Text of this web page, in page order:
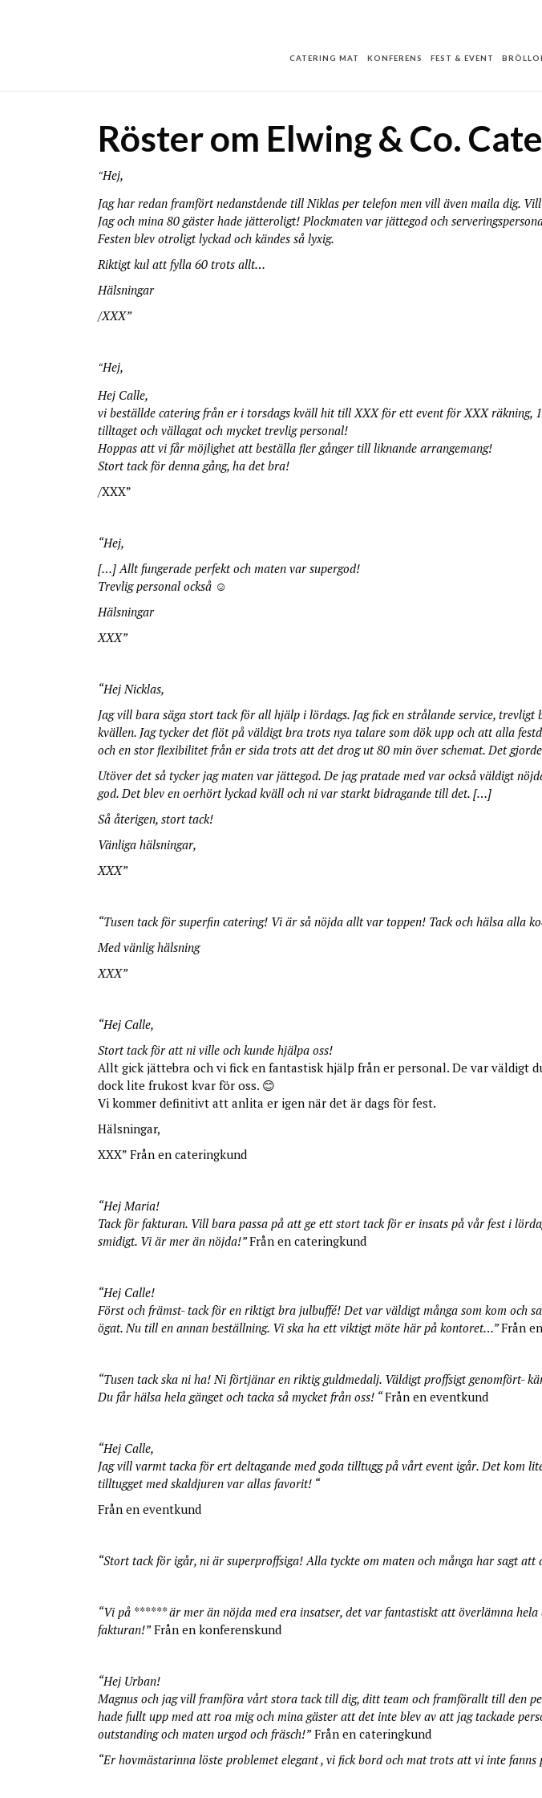
CATERING MAT KONFERENS FEST & EVENT
Röster om Elwing & Co.
“Hej,
Jag har redan framfört nedanstående till Niklas per telefon men vill även maila dig.
Jag och mina 80 gäster hade jätteroligt! Plockmaten var jättegod och
Festen blev otroligt lyckad och kändes så lyxig.
Riktigt kul att fylla 60 trots allt…
Hälsningar
/XXX”
“Hej,
Hej Calle,
vi beställde catering från er i torsdags kväll hit till XXX för ett event för XXX räkning,
tilltaget och vällagat och mycket trevlig personal!
Hoppas att vi får möjlighet att beställa fler gånger till liknande arrangemang!
Stort tack för denna gång, ha det bra!
/XXX”
“Hej,
[…] Allt fungerade perfekt och maten var supergod!
Trevlig personal också ☺
Hälsningar
XXX”
“Hej Nicklas,
Jag vill bara säga stort tack för all hjälp i lördags. Jag fick en strålande service,
kvällen. Jag tycker det flöt på väldigt bra trots nya talare som dök upp och att alla
och en stor flexibilitet från er sida trots att det drog ut 80 min över schemat. Det
Utöver det så tycker jag maten var jättegod. De jag pratade med var också väldigt
god. Det blev en oerhört lyckad kväll och ni var starkt bidragande till det. […]
Så återigen, stort tack!
Vänliga hälsningar,
XXX”
“Tusen tack för superfin catering! Vi är så nöjda allt var toppen! Tack och hälsa alla
Med vänlig hälsning
XXX”
“Hej Calle,
Stort tack för att ni ville och kunde hjälpa oss!
Allt gick jättebra och vi fick en fantastisk hjälp från er personal. De var väldigt
dock lite frukost kvar för oss. 😊
Vi kommer definitivt att anlita er igen när det är dags för fest.
Hälsningar,
XXX” Från en cateringkund
“Hej Maria!
Tack för fakturan. Vill bara passa på att ge ett stort tack för er insats på vår fest i
smidigt. Vi är mer än nöjda!”Från en cateringkund
“Hej Calle!
Först och främst- tack för en riktigt bra julbuffé! Det var väldigt många som kom
ögat. Nu till en annan beställning. Vi ska ha ett viktigt möte här på kontoret…”Från
“Tusen tack ska ni ha! Ni förtjänar en riktig guldmedalj. Väldigt proffsigt genomfört-
Du får hälsa hela gänget och tacka så mycket från oss! “Från en eventkund
“Hej Calle,
Jag vill varmt tacka för ert deltagande med goda tilltugg på vårt event igår. Det kom
tilltugget med skaldjuren var allas favorit! “
Från en eventkund
“Stort tack för igår, ni är superproffsiga! Alla tyckte om maten och många har sagt
“Vi på ****** är mer än nöjda med era insatser, det var fantastiskt att överlämna
fakturan!”Från en konferenskund
“Hej Urban!
Magnus och jag vill framföra vårt stora tack till dig, ditt team och framförallt till den
hade fullt upp med att roa mig och mina gäster att det inte blev av att jag tackade
outstanding och maten urgod och fräsch!”Från en cateringkund
“Er hovmästarinna löste problemet elegant , vi fick bord och mat trots att vi inte fanns